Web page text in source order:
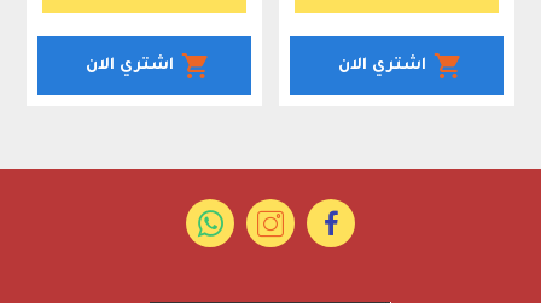
اشتري الان اشتري الان